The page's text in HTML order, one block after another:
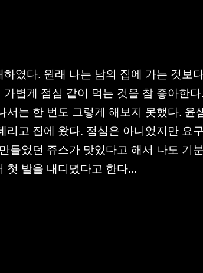
였다. 원래 나는 남의 집에 가는 것보
볍게 점심 같이 먹는 것을 참 좋아한다
서는 한 번도 그렇게 해보지 못했다. 윤
리고 집에 왔다. 점심은 아니었지만 요
들었던 쥬스가 맛있다고 해서 나도 기분
첫 발을 내디뎠다고 한다...